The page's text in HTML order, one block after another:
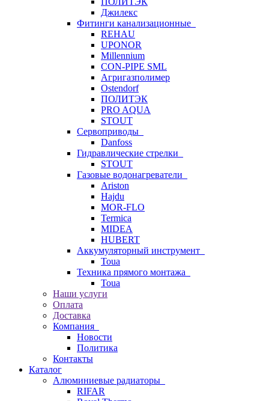
Джилекс
Фитинги канализационные
REHAU
UPONOR
Millennium
CON-PIPE SML
Агригазполимер
Ostendorf
ПОЛИТЭК
PRO AQUA
STOUT
Сервоприводы
Danfoss
Гидравлические стрелки
STOUT
Газовые водонагреватели
Ariston
Hajdu
MOR-FLO
Termica
MIDEA
HUBERT
Аккумуляторный инструмент
Toua
Техника прямого монтажа
Toua
Наши услуги
Оплата
Доставка
Компания
Новости
Политика
Контакты
Каталог
Алюминиевые радиаторы
RIFAR